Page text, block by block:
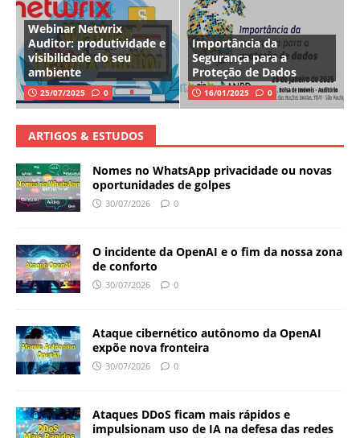
Webinar Netwrix
Auditor: produtividade e
visibilidade do seu
ambiente
25/07/2025 0
Importância da
Segurança para a
Proteção de Dados
16/01/2025 0
ARTIGOS & ESTUDOS
Nomes no WhatsApp privacidade ou novas
oportunidades de golpes
30/07/2026 0
O incidente da OpenAI e o fim da nossa zona
de conforto
30/07/2026 0
Ataque cibernético autônomo da OpenAI
expõe nova fronteira
30/07/2026 0
Ataques DDoS ficam mais rápidos e
impulsionam uso de IA na defesa das redes